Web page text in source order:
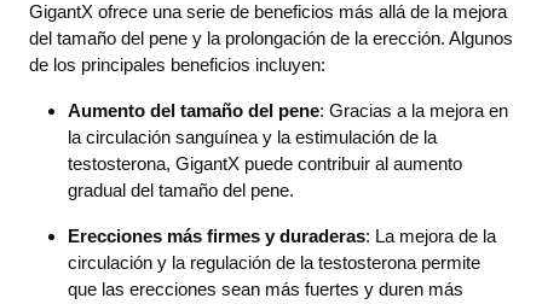
GigantX ofrece una serie de beneficios más allá de la mejora
del tamaño del pene y la prolongación de la erección. Algunos
de los principales beneficios incluyen:
Aumento del tamaño del pene: Gracias a la mejora en
la circulación sanguínea y la estimulación de la
testosterona, GigantX puede contribuir al aumento
gradual del tamaño del pene.
Erecciones más firmes y duraderas: La mejora de la
circulación y la regulación de la testosterona permite
que las erecciones sean más fuertes y duren más